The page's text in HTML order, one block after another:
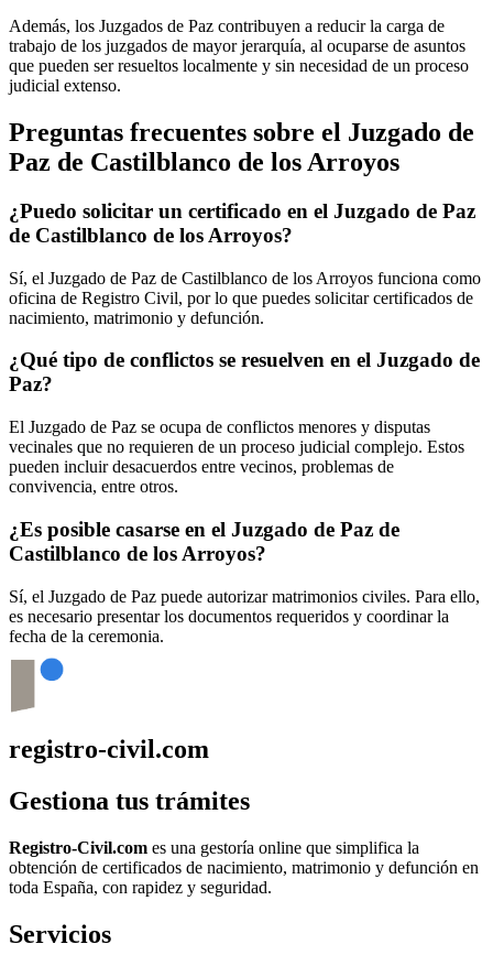
Además, los Juzgados de Paz contribuyen a reducir la carga de
trabajo de los juzgados de mayor jerarquía, al ocuparse de asuntos
que pueden ser resueltos localmente y sin necesidad de un proceso
judicial extenso.
Preguntas frecuentes sobre el Juzgado de
Paz de Castilblanco de los Arroyos
¿Puedo solicitar un certificado en el Juzgado de Paz
de Castilblanco de los Arroyos?
Sí, el Juzgado de Paz de Castilblanco de los Arroyos funciona como
oficina de Registro Civil, por lo que puedes solicitar certificados de
nacimiento, matrimonio y defunción.
¿Qué tipo de conflictos se resuelven en el Juzgado de
Paz?
El Juzgado de Paz se ocupa de conflictos menores y disputas
vecinales que no requieren de un proceso judicial complejo. Estos
pueden incluir desacuerdos entre vecinos, problemas de
convivencia, entre otros.
¿Es posible casarse en el Juzgado de Paz de
Castilblanco de los Arroyos?
Sí, el Juzgado de Paz puede autorizar matrimonios civiles. Para ello,
es necesario presentar los documentos requeridos y coordinar la
fecha de la ceremonia.
registro-civil.com
Gestiona tus trámites
Registro-Civil.com es una gestoría online que simplifica la
obtención de certificados de nacimiento, matrimonio y defunción en
toda España, con rapidez y seguridad.
Servicios